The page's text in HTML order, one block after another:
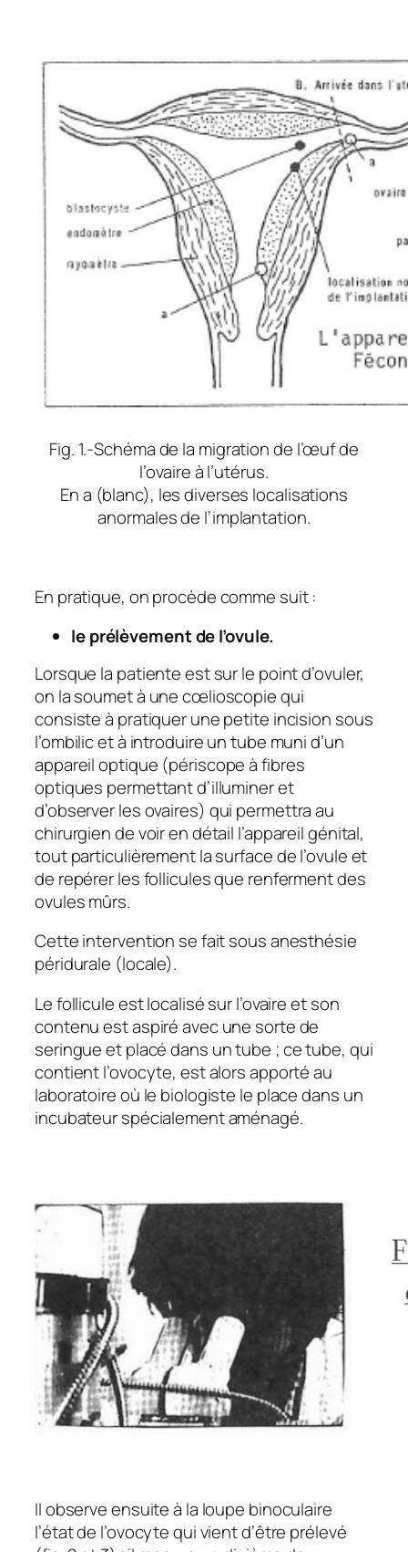
Fig. 1.-Schéma de la migration de l’œuf de
l’ovaire à l’utérus.
En a (blanc), les diverses localisations
anormales de l’implantation.
En pratique, on procède comme suit :
le prélèvement de l’ovule.
Lorsque la patiente est sur le point d’ovuler,
on la soumet à une cœlioscopie qui
consiste à pratiquer une petite incision sous
l’ombilic et à introduire un tube muni d’un
appareil optique (périscope à fibres
optiques permettant d’illuminer et
d’observer les ovaires) qui permettra au
chirurgien de voir en détail l’appareil génital,
tout particulièrement la surface de l’ovule et
de repérer les follicules que renferment des
ovules mûrs.
Cette intervention se fait sous anesthésie
péridurale (locale).
Le follicule est localisé sur l’ovaire et son
contenu est aspiré avec une sorte de
seringue et placé dans un tube ; ce tube, qui
contient l’ovocyte, est alors apporté au
laboratoire où le biologiste le place dans un
incubateur spécialement aménagé.
Il observe ensuite à la loupe binoculaire
l’état de l’ovocyte qui vient d’être prélevé